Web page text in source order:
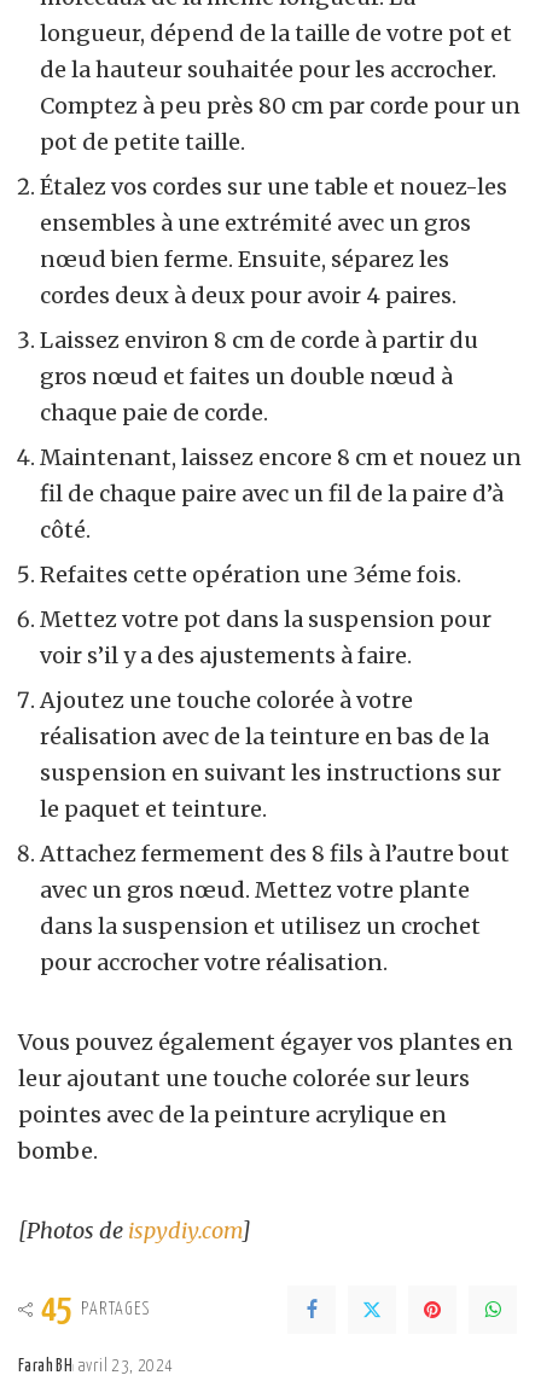
longueur, dépend de la taille de votre pot et
de la hauteur souhaitée pour les accrocher.
Comptez à peu près 80 cm par corde pour un
pot de petite taille.
Étalez vos cordes sur une table et nouez-les
ensembles à une extrémité avec un gros
nœud bien ferme. Ensuite, séparez les
cordes deux à deux pour avoir 4 paires.
Laissez environ 8 cm de corde à partir du
gros nœud et faites un double nœud à
chaque paie de corde.
Maintenant, laissez encore 8 cm et nouez un
fil de chaque paire avec un fil de la paire d’à
côté.
Refaites cette opération une 3éme fois.
Mettez votre pot dans la suspension pour
voir s’il y a des ajustements à faire.
Ajoutez une touche colorée à votre
réalisation avec de la teinture en bas de la
suspension en suivant les instructions sur
le paquet et teinture.
Attachez fermement des 8 fils à l’autre bout
avec un gros nœud. Mettez votre plante
dans la suspension et utilisez un crochet
pour accrocher votre réalisation.
Vous pouvez également égayer vos plantes en
leur ajoutant une touche colorée sur leurs
pointes avec de la peinture acrylique en
bombe.
[Photos de ispydiy.com]
45 PARTAGES
Farah BH avril 23, 2024